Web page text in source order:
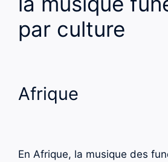
par culture
Afrique
En Afrique, la musique des